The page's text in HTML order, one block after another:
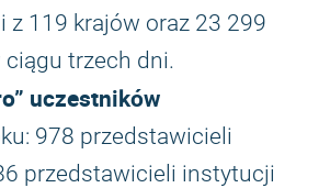
z 119 krajów oraz 23 299
trzech dni.
uczestników
978 przedstawicieli
przedstawicieli instytucji